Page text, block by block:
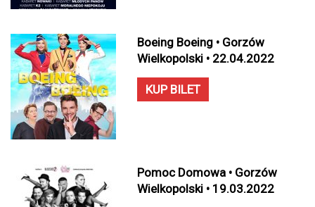
Boeing Boeing • Gorzów
Wielkopolski • 22.04.2022
KUP BILET
Pomoc Domowa • Gorzów
Wielkopolski • 19.03.2022